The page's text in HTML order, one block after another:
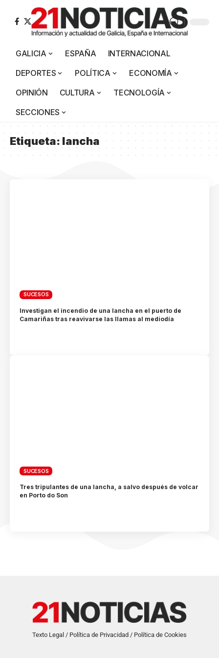
GALICIA ESPAÑA
INTERNACIONAL
DEPORTES
POLÍTICA
ECONOMÍA
OPINIÓN
CULTURA
TECNOLOGÍA
SECCIONES
Etiqueta:lancha
SUCESOS
Investigan el incendio de una lancha en el puerto de
Camariñas tras reavivarse las llamas al mediodía
SUCESOS
Tres tripulantes de una lancha, a salvo después de volcar
en Porto do Son
Texto Legal / Política de Privacidad / Política de Cookies